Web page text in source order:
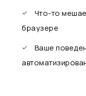
Что-то
браузере
Ваше